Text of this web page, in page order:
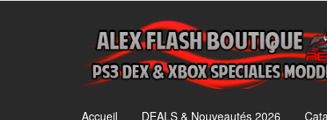
Accueil DEALS & Nouveautés 2026